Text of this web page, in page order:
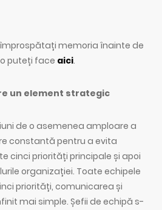
memoria înainte de
puteți face aici.
un element strategic
de o asemenea amploare a
constantă pentru a evita
cinci priorități principale și apoi
organizației. Toate echipele
priorități, comunicarea și
mai simple. Șefii de echipă s-